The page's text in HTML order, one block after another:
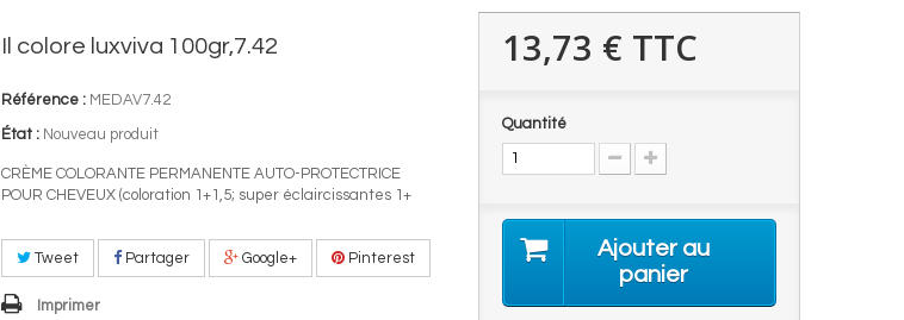
Il colore luxviva 100gr,7.42
Référence : MEDAV7.42
État : Nouveau produit
CRÈME COLORANTE PERMANENTE AUTO-PROTECTRICE
POUR CHEVEUX (coloration 1+1,5; super éclaircissantes 1+
Tweet Partager Google+ Pinterest
Imprimer
13,73 € TTC
Quantité
Ajouter au
panier